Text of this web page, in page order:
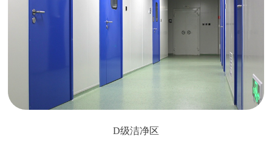
D级洁净区